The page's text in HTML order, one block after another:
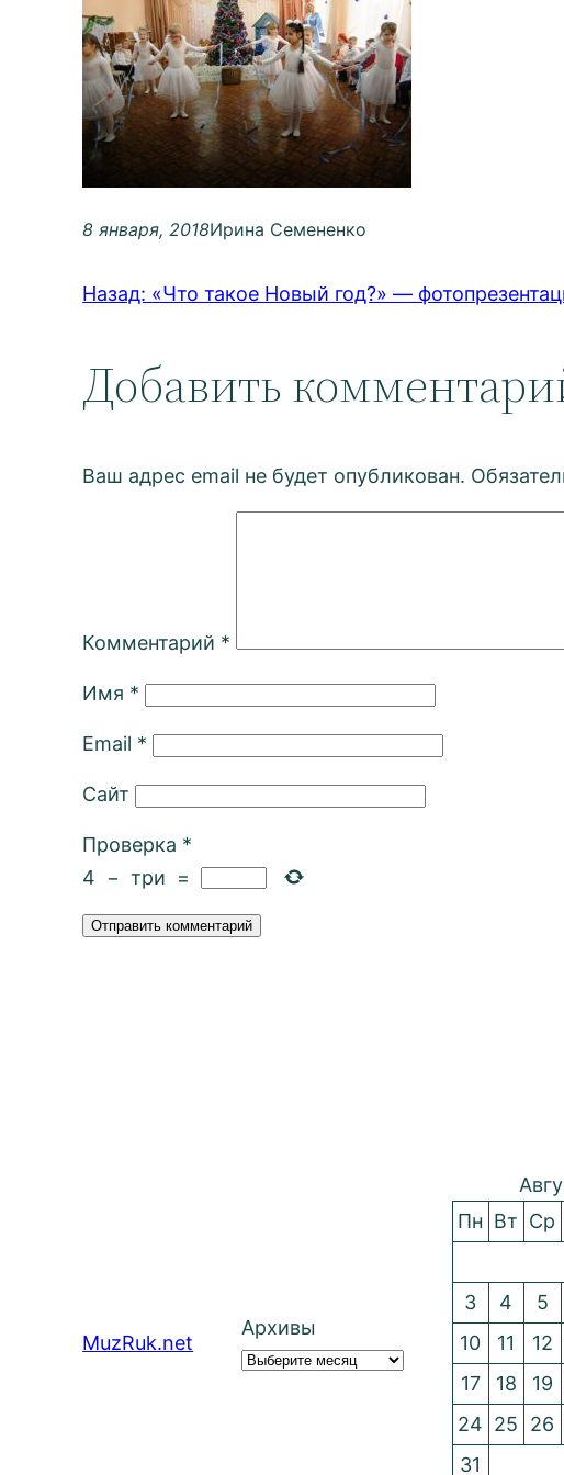
8 января, 2018Ирина Семененко
Назад: «Что такое Новый год?» —
Добавить
Ваш адрес email не будет опубликован.
Комментарий *
Имя *
Email *
Сайт
Проверка *
4 − три =
MuzRuk.net
Архивы
Пн Вт Ср
3
4 5
10
11 12
17
18 19
24 25 26
31